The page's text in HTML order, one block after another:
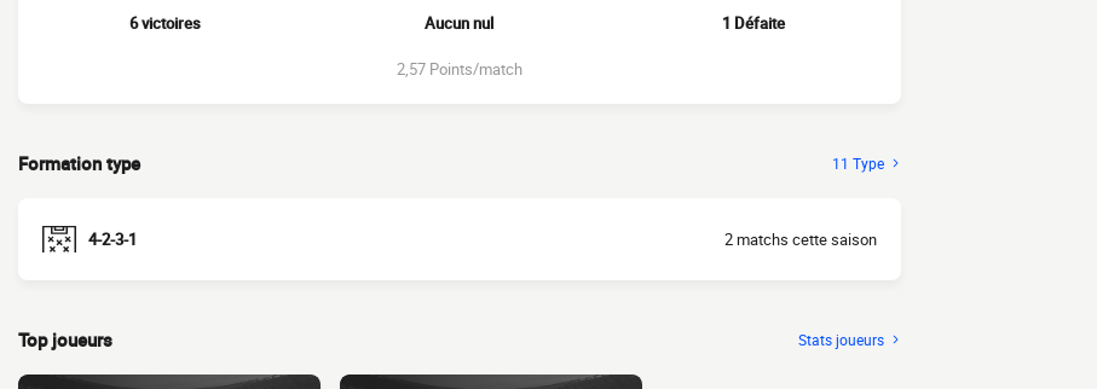
6 victoires Aucun nul 1 Défaite
2,57 Points/match
Formation type 11 Type
4-2-3-1 2 matchs cette saison
Top joueurs Stats joueurs